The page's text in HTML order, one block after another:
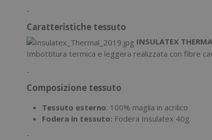
-
Caratteristiche tessuto
INSULATEX
Imbottitura termica e leggera realizzata con fibre
-
Composizione tessuto
Tessuto esterno: 100% maglia in acrilico
Fodera in tessuto: Fodera Insulatex 40g
-